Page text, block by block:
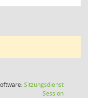
Sitzungsdienst
Session(Wird in